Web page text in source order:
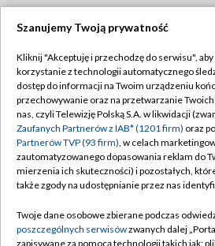
TVP
Abonament TVP
Emisja w TVP
Centrum informacji TVP
Naziemna Telewizja Cyfrowa
Rada Programowa
Regulamin
Polityka
Moje zgody
Pomoc
Kontakt
Szanujemy Twoją prywatność
Kliknij "Akceptuję i przechodzę do serwisu",
korzystanie z technologii automatycznego
dostęp do informacji na Twoim urządzeniu
przechowywanie oraz na przetwarzanie
nas, czyli Telewizję Polską S.A. w likwidacji
Zaufanych Partnerów z IAB* (1201 firm) oraz
Partnerów TVP (93 firm), w celach
zautomatyzowanego dopasowania reklam do
mierzenia ich skuteczności) i pozostałych,
także zgody na udostępnianie przez nas
Twoje dane osobowe zbierane podczas
poszczególnych serwisówzwanych dalej
zapisywane za pomocą technologii takich jak: